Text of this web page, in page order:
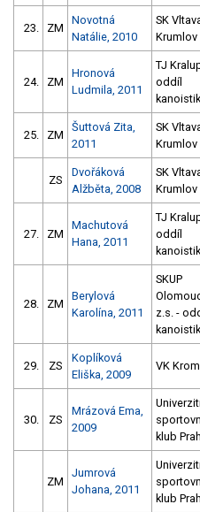
23. ZM
Novotná
Natálie, 2010
SK
Krumlov
24. ZM
Hronová
Ludmila, 2011
TJ
oddíl
25. ZM
Šuttová Zita,
2011
SK
Krumlov
ZS
Dvořáková
Alžběta, 2008
SK
Krumlov
27. ZM
Machutová
Hana, 2011
TJ
oddíl
28. ZM
Berylová
Karolína, 2011
SKUP
z.s. -
29. ZS
Koplíková
Eliška, 2009
VK
30. ZS
Mrázová Ema,
2009
klub
ZM
Jumrová
Johana, 2011
klub